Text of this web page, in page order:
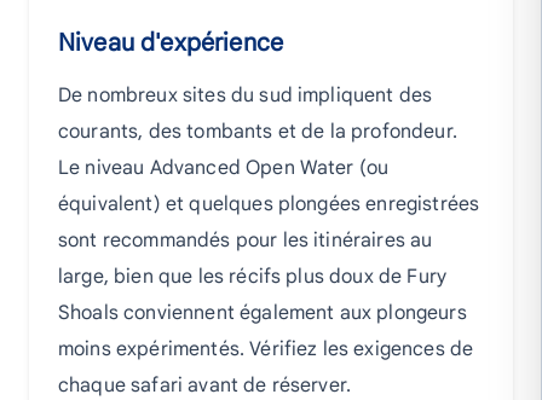
Niveau d'expérience
De nombreux sites du sud impliquent des
courants, des tombants et de la profondeur.
Le niveau Advanced Open Water (ou
équivalent) et quelques plongées enregistrées
sont recommandés pour les itinéraires au
large, bien que les récifs plus doux de Fury
Shoals conviennent également aux plongeurs
moins expérimentés. Vérifiez les exigences de
chaque safari avant de réserver.